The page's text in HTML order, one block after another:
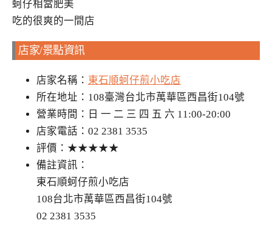
蚵仔相當肥美
吃的很爽的一間店
店家/景點資訊
店家名稱： 東石順蚵仔煎小吃店
所在地址：108臺灣台北市萬華區西昌街104號
營業時間：日 一 二 三 四 五 六 11:00-20:00
店家電話：02 2381 3535
評價：★★★★★
備註資訊：
東石順蚵仔煎小吃店
108台北市萬華區西昌街104號
02 2381 3535